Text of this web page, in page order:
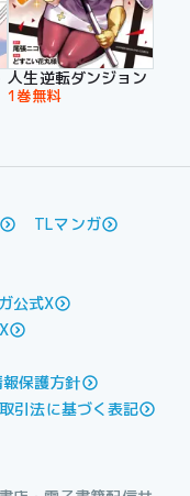
を拾い、一緒にスロー
僕たちは恋愛過剰
人生逆転ダンジョン
1巻無料
TLマンガ
公式X
保護方針
引法に基づく表記